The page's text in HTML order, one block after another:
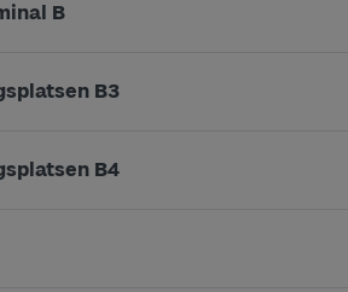
B
B3
B4